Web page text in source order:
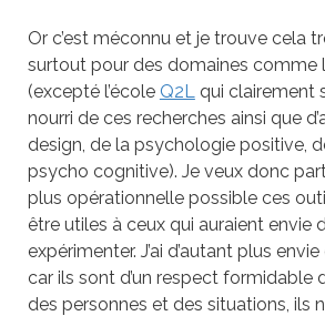
Or c’est méconnu et je trouve cela
surtout pour des domaines comme
(excepté l’école Q2L qui clairement
nourri de ces recherches ainsi que
design, de la psychologie positive,
psycho cognitive). Je veux donc
plus opérationnelle possible ces
être utiles à ceux qui auraient envie
expérimenter. J’ai d’autant plus
car ils sont d’un respect formidable
des personnes et des situations, ils